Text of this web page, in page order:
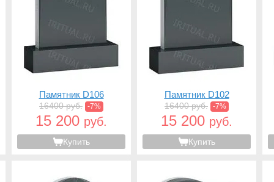
Памятник D106
16400 руб. -7%
15 200 руб.
Купить
Памятник D102
16400 руб. -7%
15 200 руб.
Купить